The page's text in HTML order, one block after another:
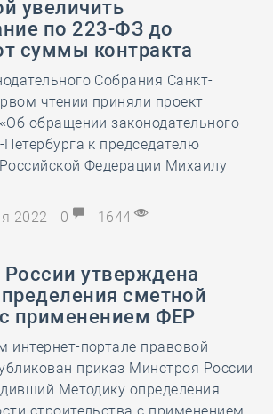
увеличить
по 223-ФЗ до
суммы контракта
Собрания Санкт-
чтении приняли проект
обращении законодательного
к председателю
Федерации Михаилу
2022
0 1644
утверждена
сметной
применением ФЕР
интернет-портале правовой
приказ Минстроя России
Методику определения